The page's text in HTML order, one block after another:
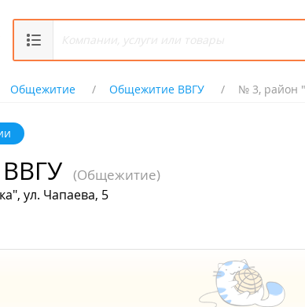
Общежитие Общежитие ВВГУ № 3, район
(Общежитие)
ул. Чапаева, 5